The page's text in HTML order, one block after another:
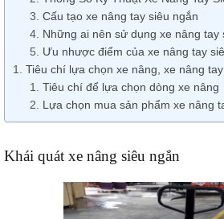
Cấu tạo xe nâng tay siêu ngắn
Những ai nên sử dụng xe nâng tay
Ưu nhược điểm của xe nâng tay
Tiêu chí lựa chọn xe nâng, xe nâng
Tiêu chí để lựa chọn dòng xe nâng
Lựa chọn mua sản phẩm xe nâng
Khái quát xe nâng siêu ngắn